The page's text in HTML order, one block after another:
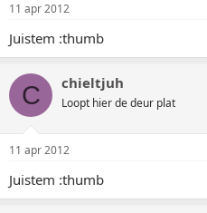
11 apr 2012
Juistem :thumb
C chieltjuh
Loopt hier de deur plat
11 apr 2012
Juistem :thumb